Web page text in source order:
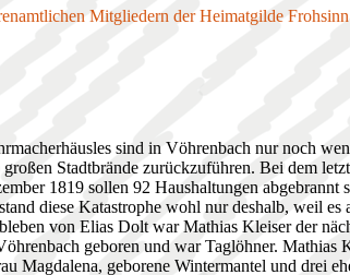
Mitgliedern der Heimatgilde
sind in Vöhrenbach nur noch
Stadtbrände zurückzuführen. Bei dem
1819 sollen 92 Haushaltungen abgebrannt
diese Katastrophe wohl nur deshalb, weil es
von Elias Dolt war Mathias Kleiser der
geboren und war Taglöhner. Mathias
Magdalena, geborene Wintermantel und drei